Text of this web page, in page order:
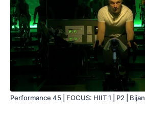
Performance 45 | FOCUS: HIIT 1 | P2 | Bijan